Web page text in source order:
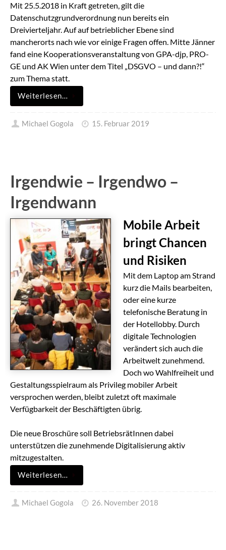
Mit 25.5.2018 in Kraft getreten, gilt die
Datenschutzgrundverordnung nun bereits ein
Dreivierteljahr. Auf auf betrieblicher Ebene sind
mancherorts nach wie vor einige Fragen offen. Mitte Jänner
fand eine Kooperationsveranstaltung von GPA-djp, PRO-
GE und AK Wien unter dem Titel „DSGVO – und dann?!“
zum Thema statt.
Weiterlesen…
Michael Gogola 15. Februar 2019
Irgendwie – Irgendwo –
Irgendwann
Mobile Arbeit
bringt Chancen
und Risiken
Mit dem Laptop am Strand
kurz die Mails bearbeiten,
oder eine kurze
telefonische Beratung in
der Hotellobby. Durch
digitale Technologien
verändert sich auch die
Arbeitwelt zunehmend.
Doch wo Wahlfreiheit und
Gestaltungsspielraum als Privileg mobiler Arbeit
versprochen werden, bleibt zuletzt oft maximale
Verfügbarkeit der Beschäftigten übrig.
Die neue Broschüre soll BetriebsrätInnen dabei
unterstützen die zunehmende Digitalisierung aktiv
mitzugestalten.
Weiterlesen…
Michael Gogola 26. November 2018